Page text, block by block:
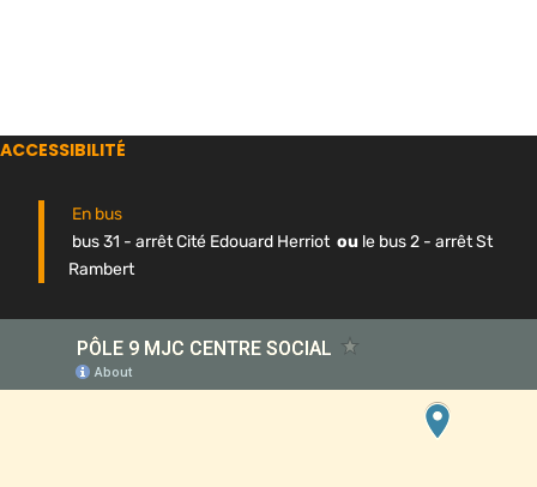
ACCESSIBILITÉ
En bus
bus 31 - arrêt Cité Edouard Herriot ou le bus 2 - arrêt St
Rambert